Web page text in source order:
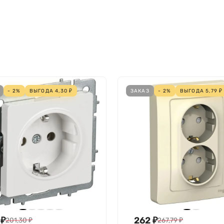
Нет
Нет
Не требует специального питания
Пластик
Монтаж с помощью винтов
Нет
- 2% ВЫГОДА4,30 ₽
₽201,30₽
ЗАКАЗ - 2% ВЫГОДА5,79 ₽
262₽267,79₽